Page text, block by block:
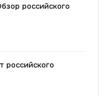
российского
российского